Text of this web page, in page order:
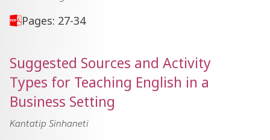
Pages: 27-34
Suggested Sources and Activity
Types for Teaching English in a
Business Setting
Kantatip Sinhaneti